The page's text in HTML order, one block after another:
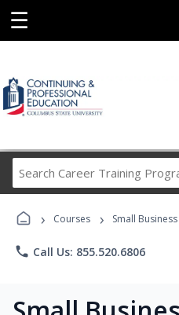
☰
› Courses › Small Business
phone Call Us: 855.520.6806